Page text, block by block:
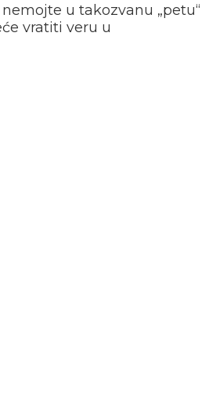
u takozvanu „petu“
vratiti veru u